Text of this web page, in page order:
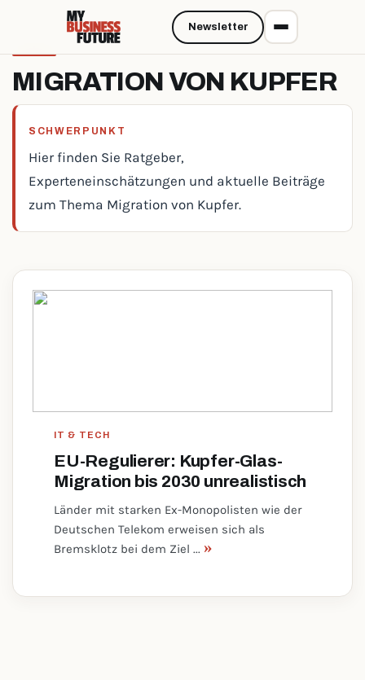
MIGRATION VON KUPFER
SCHWERPUNKT
Hier finden Sie Ratgeber,
Experteneinschätzungen und aktuelle Beiträge
zum Thema Migration von Kupfer.
IT & TECH
EU-Regulierer: Kupfer-Glas-
Migration bis 2030 unrealistisch
Länder mit starken Ex-Monopolisten wie der
Deutschen Telekom erweisen sich als
Bremsklotz bei dem Ziel ... »
Newsletter